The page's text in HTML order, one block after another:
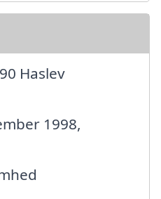
Haslev
1998,